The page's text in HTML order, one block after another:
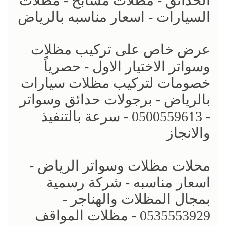
السيارات - اسعار مناسبه بالرياض
عرض خاص على تركيب مظلات
وسواتر الاختيار الاول - حصرياً
خصومات لتركيب مظلات سيارات
بالرياض - برجولات حدائق وسواتر
- 0500559613 - سرعة بالتنفيذ
والانجاز
محلات مظلات وسواتر الرياض -
اسعار مناسبه - شركة رسمية
بمجال المظلات والهناجر -
0535553929 - مظلات المواقف